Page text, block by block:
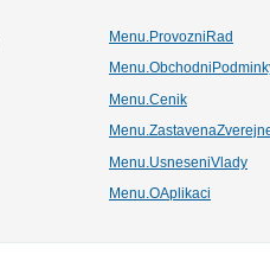
Menu.ProvozniRad
Menu.Cenik
Menu.UsneseniVlady
Menu.OAplikaci